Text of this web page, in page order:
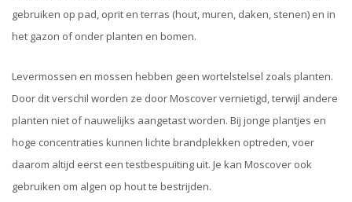
gebruiken op pad, oprit en terras (hout, muren, daken, stenen) en in
het gazon of onder planten en bomen.
Levermossen en mossen hebben geen wortelstelsel zoals planten.
Door dit verschil worden ze door Moscover vernietigd, terwijl andere
planten niet of nauwelijks aangetast worden. Bij jonge plantjes en
hoge concentraties kunnen lichte brandplekken optreden, voer
daarom altijd eerst een testbespuiting uit. Je kan Moscover ook
gebruiken om algen op hout te bestrijden.